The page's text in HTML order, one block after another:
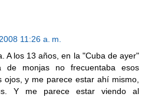
11:26 a. m.
A los 13 años, en la "Cuba de ayer"
de monjas no frecuentaba esos
ojos, y me parece estar ahí mismo,
Y me parece estar viendo al